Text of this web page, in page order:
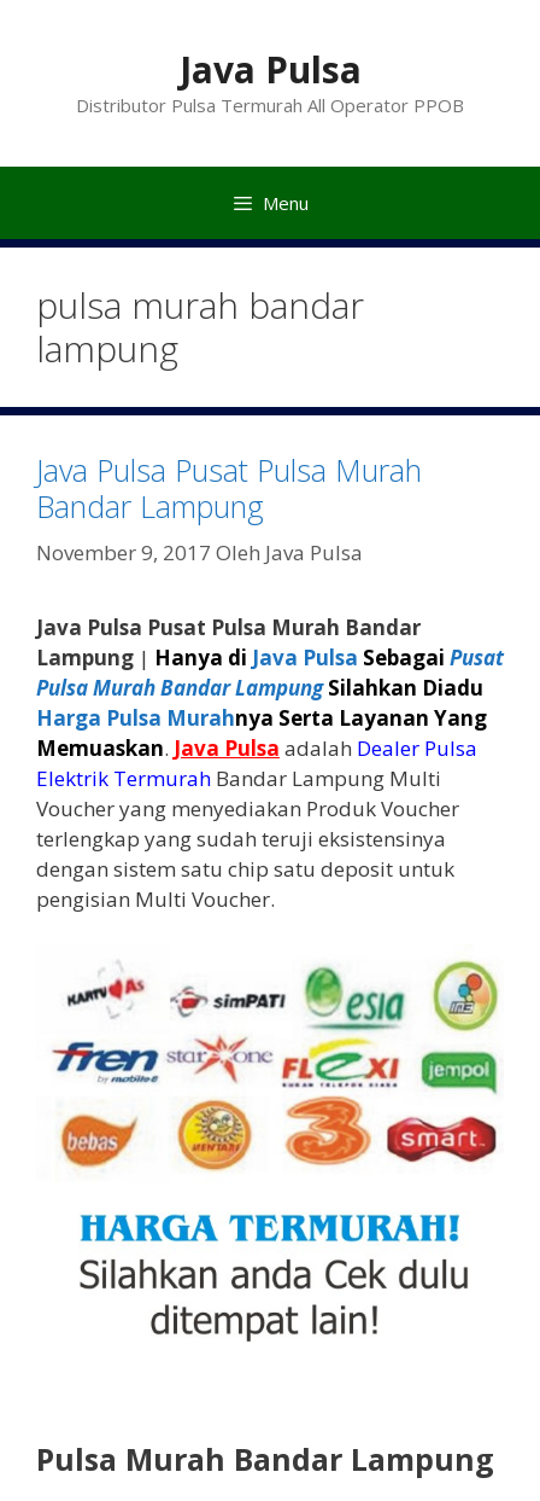
Java Pulsa
Distributor Pulsa Termurah All Operator PPOB
Menu
pulsa murah bandar
lampung
Java Pulsa Pusat Pulsa Murah
Bandar Lampung
November 9, 2017 Oleh Java Pulsa
Java Pulsa Pusat Pulsa Murah Bandar
Lampung | Hanya di Java Pulsa Sebagai Pusat
Pulsa Murah Bandar LampungSilahkan Diadu
Harga Pulsa Murahnya Serta Layanan Yang
Memuaskan. Java Pulsa adalah Dealer Pulsa
Elektrik Termurah Bandar Lampung Multi
Voucher yang menyediakan Produk Voucher
terlengkap yang sudah teruji eksistensinya
dengan sistem satu chip satu deposit untuk
pengisian Multi Voucher.
Pulsa Murah Bandar Lampung